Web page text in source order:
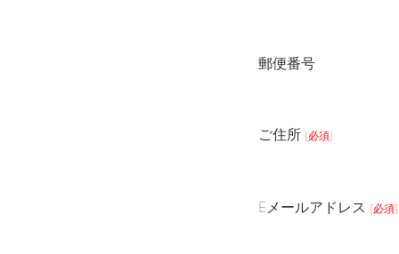
郵便番号
ご住所 [必須]
Eメールアドレス [必須]